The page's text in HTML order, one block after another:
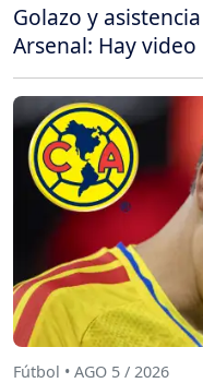
Golazo y
Arsenal: Hay video
Fútbol • AGO 5 / 2026